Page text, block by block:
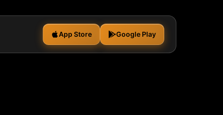
App Store Google Play